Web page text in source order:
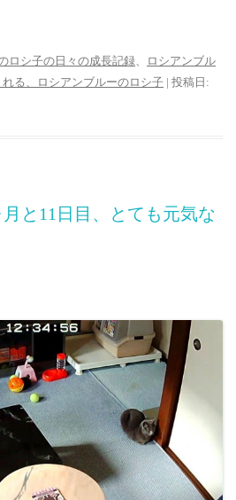
ロシ子の日々の成長記録、
ロシアンブル
る、ロシアンブルーのロシ子 | 投稿日:
と11日目、とても元気な